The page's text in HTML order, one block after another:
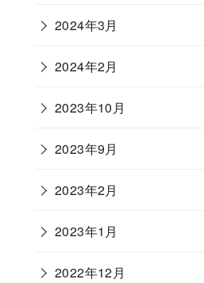
2024年3月
2024年2月
2023年10月
2023年9月
2023年2月
2023年1月
2022年12月